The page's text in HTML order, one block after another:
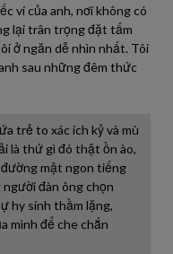
ví của anh, nơi không có
lại trân trọng đặt tấm
ở ngăn dễ nhìn nhất. Tôi
sau những đêm thức
trẻ to xác ích kỷ và mù
là thứ gì đó thật ồn ào,
mật ngon tiếng
đàn ông chọn
hy sinh thầm lặng,
mình để che chắn